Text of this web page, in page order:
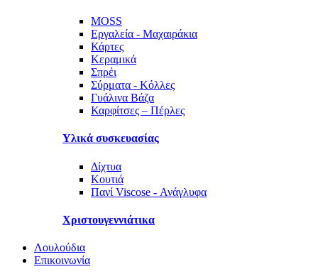
MOSS
Εργαλεία - Μαχαιράκια
Κάρτες
Κεραμικά
Σπρέι
Σύρματα - Κόλλες
Γυάλινα Βάζα
Καρφίτσες – Πέρλες
Υλικά συσκευασίας
Δίχτυα
Κουτιά
Πανί Viscose - Ανάγλυφα
Χριστουγεννιάτικα
Λουλούδια
Επικοινωνία